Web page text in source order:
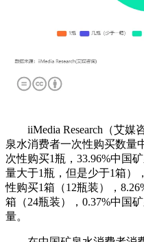
iiMedia Research（艾媒咨
泉水消费者一次性购买数量
次性购买1瓶，33.96%中国
量大于1瓶，但是少于1箱）
性购买1箱（12瓶装），
箱（24瓶装），0.37%中国